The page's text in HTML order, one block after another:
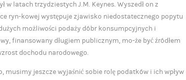
w latach trzydziestych J.M. Keynes. Wyszedł on z
ryn-kowej występuje zjawisko niedostatecznego popytu
możliwości podaży dóbr konsumpcyjnych i
finansowany długiem publicznym, mo-że być źródłem
dochodu narodowego.
musimy jeszcze wyjaśnić sobie rolę podatków i ich wpływ